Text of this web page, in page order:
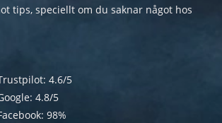
tips, speciellt om du saknar något hos
4.6/5
4.8/5
98%